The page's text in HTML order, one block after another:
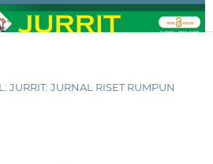
JURRIT: JURNAL RISET RUMPUN